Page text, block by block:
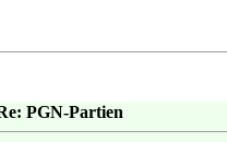
PGN-Partien